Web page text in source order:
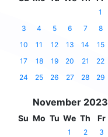
1
3
4 5 6 7 8
10
11 12 13 14 15
17
18 19 20 21 22
24
25 26 27 28 29
November 2023
Su Mo Tu We Th Fr
1 2 3